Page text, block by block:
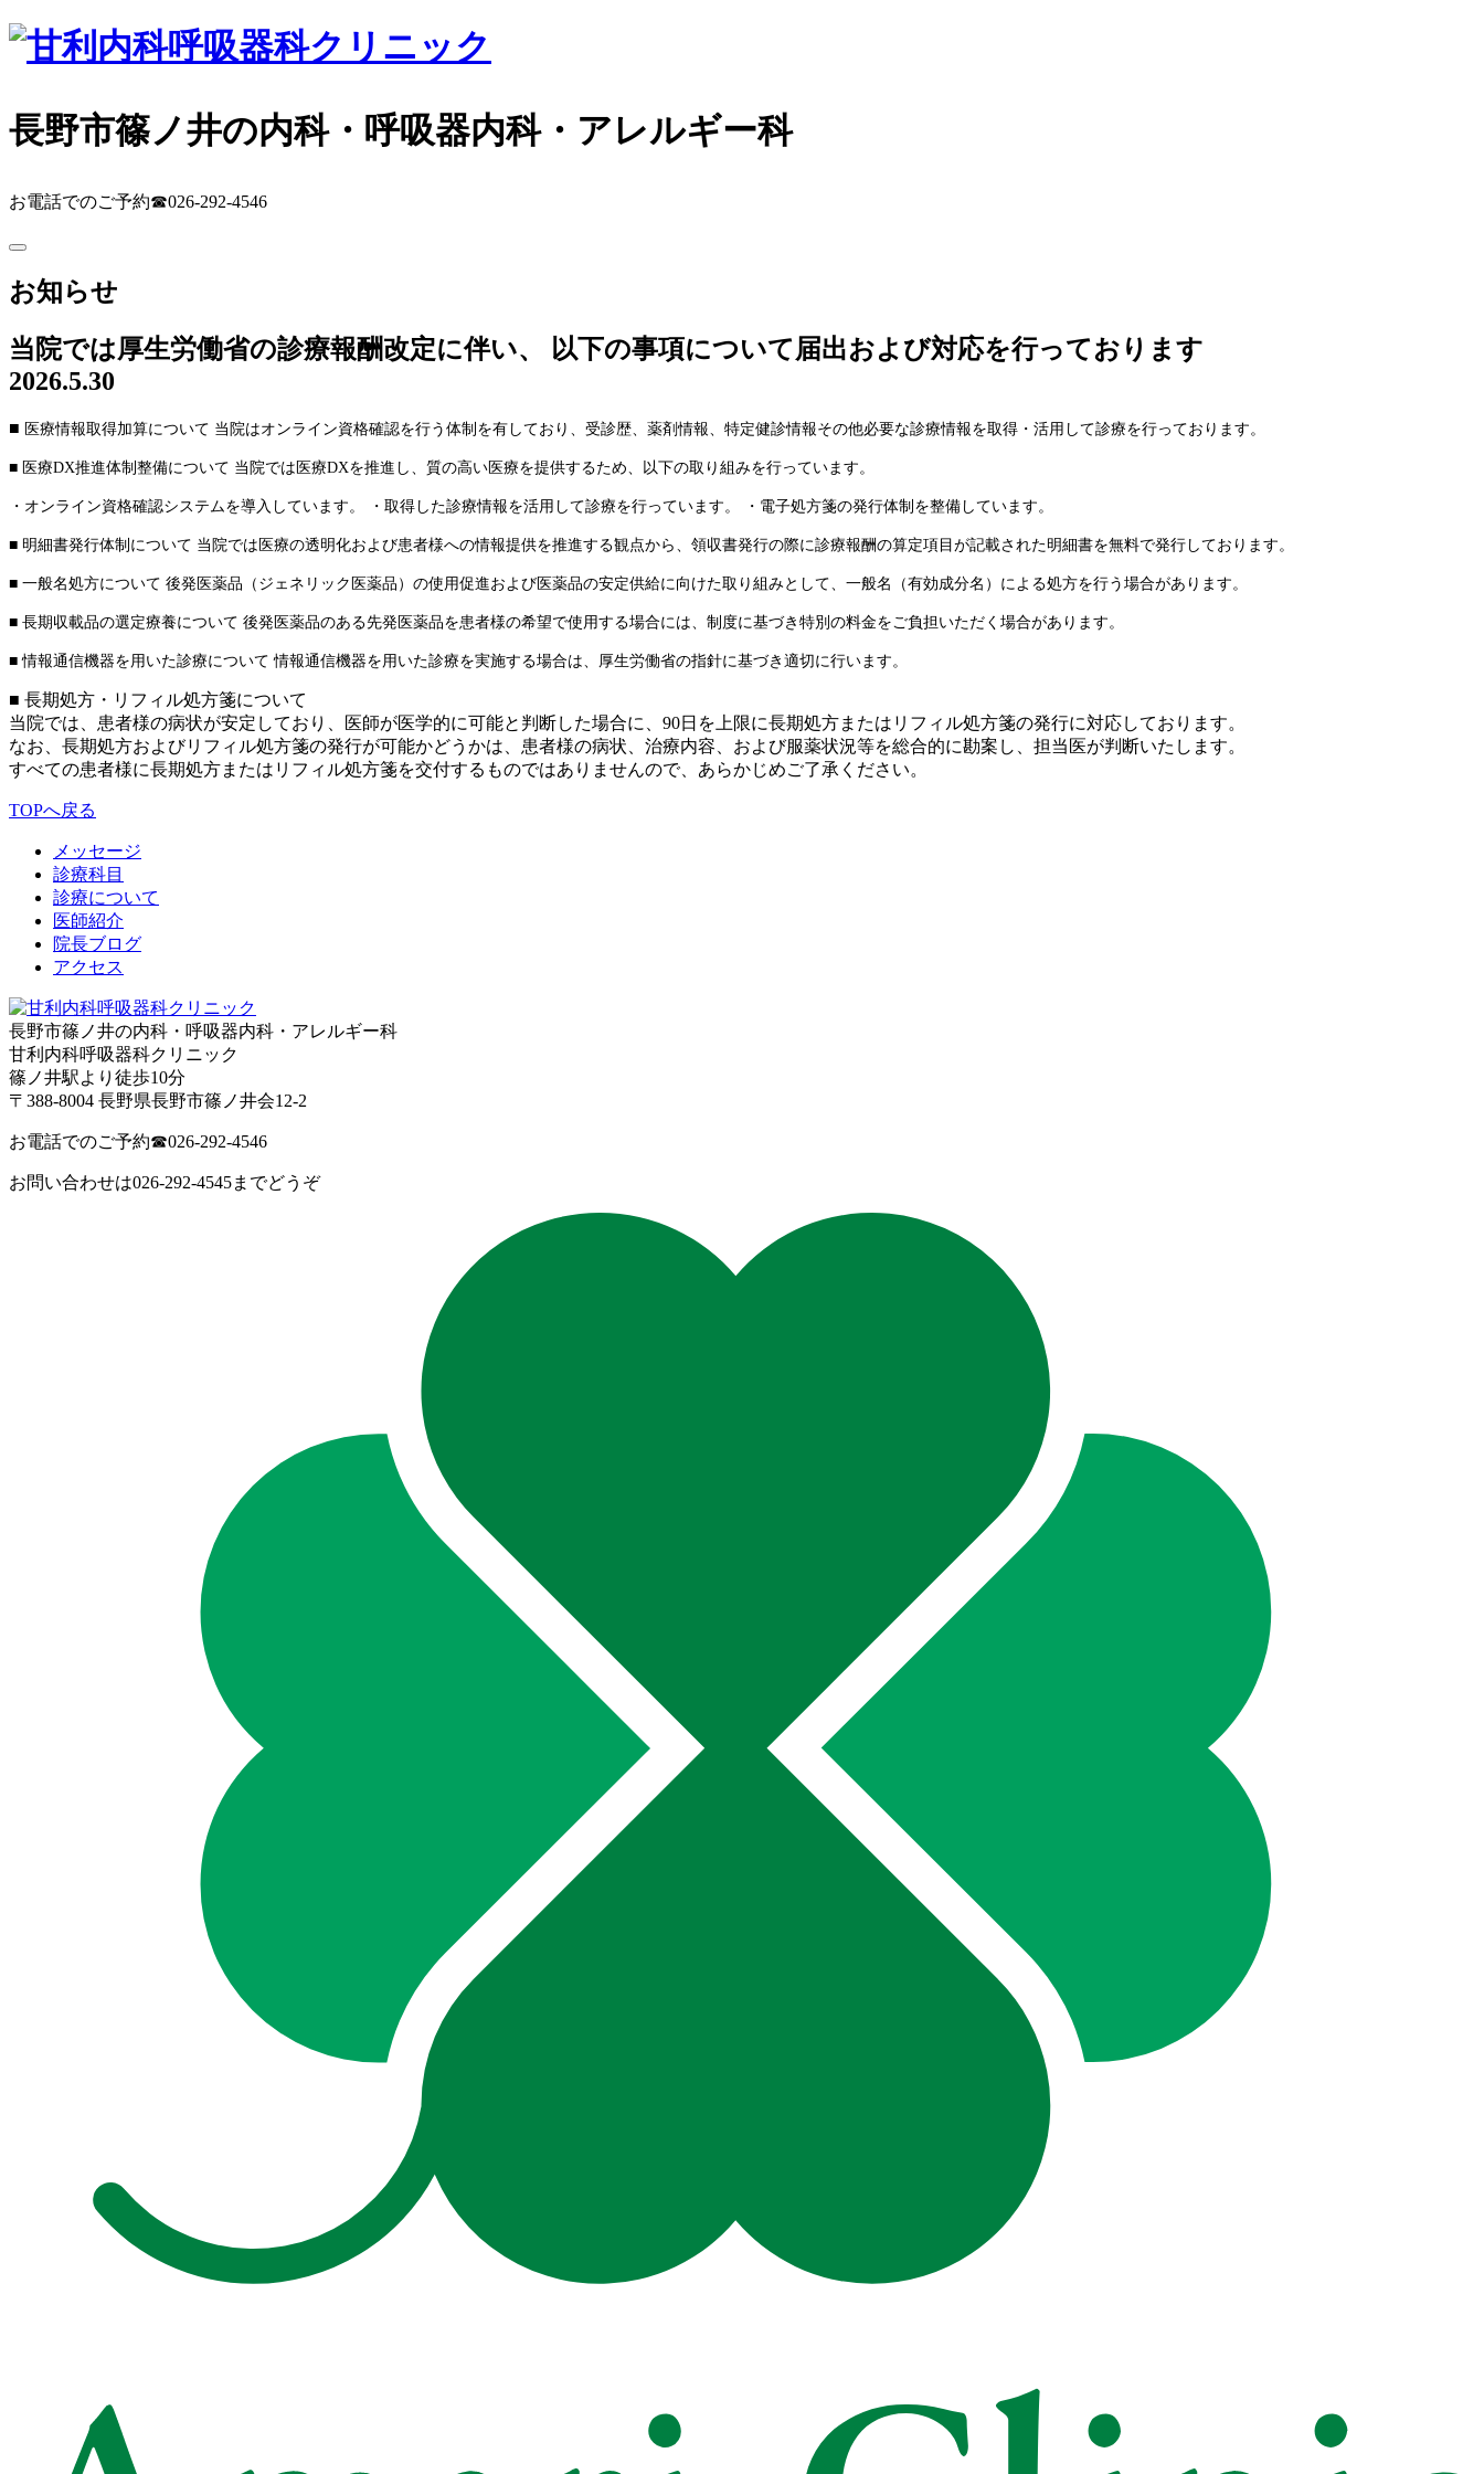
長野市篠ノ井の内科・呼吸器内科・アレルギー科
お電話でのご予約☎026-292-4546
お知らせ
当院では厚生労働省の診療報酬改定に伴い、 以下の事項について届出および対応を行っております
2026.5.30
■ 医療情報取得加算について 当院はオンライン資格確認を行う体制を有しており、受診歴、薬剤情報、特定健診情報その他必要な診療情報を取得・活用して診療を行っております。
■ 医療DX推進体制整備について 当院では医療DXを推進し、質の高い医療を提供するため、以下の取り組みを行っています。
・オンライン資格確認システムを導入しています。 ・取得した診療情報を活用して診療を行っています。 ・電子処方箋の発行体制を整備しています。
■ 明細書発行体制について 当院では医療の透明化および患者様への情報提供を推進する観点から、領収書発行の際に診療報酬の算定項目が記載された明細書を無料で発行しております。
■ 一般名処方について 後発医薬品（ジェネリック医薬品）の使用促進および医薬品の安定供給に向けた取り組みとして、一般名（有効成分名）による処方を行う場合があります。
■ 長期収載品の選定療養について 後発医薬品のある先発医薬品を患者様の希望で使用する場合には、制度に基づき特別の料金をご負担いただく場合があります。
■ 情報通信機器を用いた診療について 情報通信機器を用いた診療を実施する場合は、厚生労働省の指針に基づき適切に行います。
■ 長期処方・リフィル処方箋について
当院では、患者様の病状が安定しており、医師が医学的に可能と判断した場合に、90日を上限に長期処方またはリフィル処方箋の発行に対応しております。
なお、長期処方およびリフィル処方箋の発行が可能かどうかは、患者様の病状、治療内容、および服薬状況等を総合的に勘案し、担当医が判断いたします。
すべての患者様に長期処方またはリフィル処方箋を交付するものではありませんので、あらかじめご了承ください。
TOPへ戻る
メッセージ
診療科目
診療について
医師紹介
院長ブログ
アクセス
長野市篠ノ井の内科・呼吸器内科・アレルギー科
甘利内科呼吸器科クリニック
篠ノ井駅より徒歩10分
〒388-8004 長野県長野市篠ノ井会12-2
お電話でのご予約☎026-292-4546
お問い合わせは026-292-4545までどうぞ